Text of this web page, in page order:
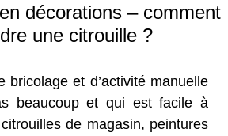
décorations – comment
une citrouille ?
bricolage et d’activité manuelle
beaucoup et qui est facile à
de magasin, peintures